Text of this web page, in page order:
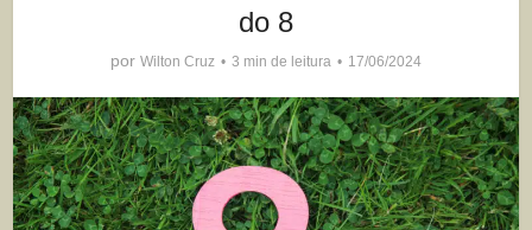
do 8
por Wilton Cruz 3 min de leitura 17/06/2024